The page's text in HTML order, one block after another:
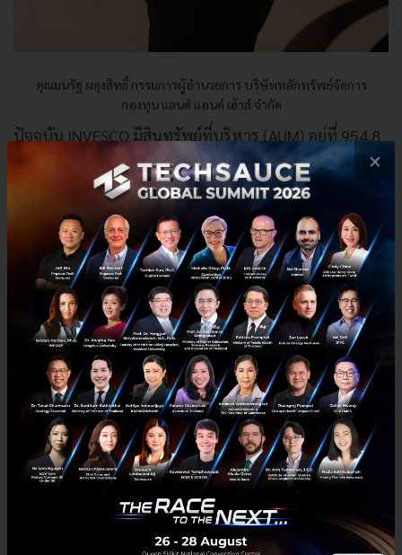
คุณมนรัฐ ผดุงสิทธิ์ กรรมการผู้อำนวยการ บริษัทหลักทรัพย์จัดการ
กองทุน แลนด์ แอนด์ เฮ้าส์ จำกัด
ปัจจุบัน INVESCO มีสินทรัพย์ที่บริหาร (AUM) อยู่ที่ 954.8
ล้านเหรียญสหรัฐฯ และมีสาขาในประเทศต่างๆ รวม 25
ประเทศ อีกทั้งมีประวัติอันยาวนานในการบริหารการ
ลงทุนกว่า 50 ปี
"สำหรับความร่วมมือกันในครั้งนี้ ทาง INVESCO จะส่งทีม
งานมาร่วมเป็นคณะกรรมการจัดสินทรัพย์ลงทุนร่วมกับผู้
จัดการกองทุนของ LH Fund และเจ้าหน้าที่บริหาร
Product Management ของ LH BANK โดยเทคโนโลยีทาง
ด้านการลงทุนจะถูกถ่ายทอดมาสู่ผลิตภัณฑ์การลงทุนของ
LH Fund และส่งต่อไปยังนักลงทุนผ่านคำแนะนำการลงทุน
ของ LH BANK เพื่อตอบโจทย์ความต้องการของนักลงทุน
อย่างไร้พรมแดน"
"จากความร่วมมือกับ INVESCO ทำให้เรามีความมั่นใจ
เหมือนกับมีตัวแทนของเราอยู่ในตลาดต่างประเทศ ทำให้
เราทันต่อสถานการณ์การลงทุนในตลาดที่สำคัญๆ จาก
×